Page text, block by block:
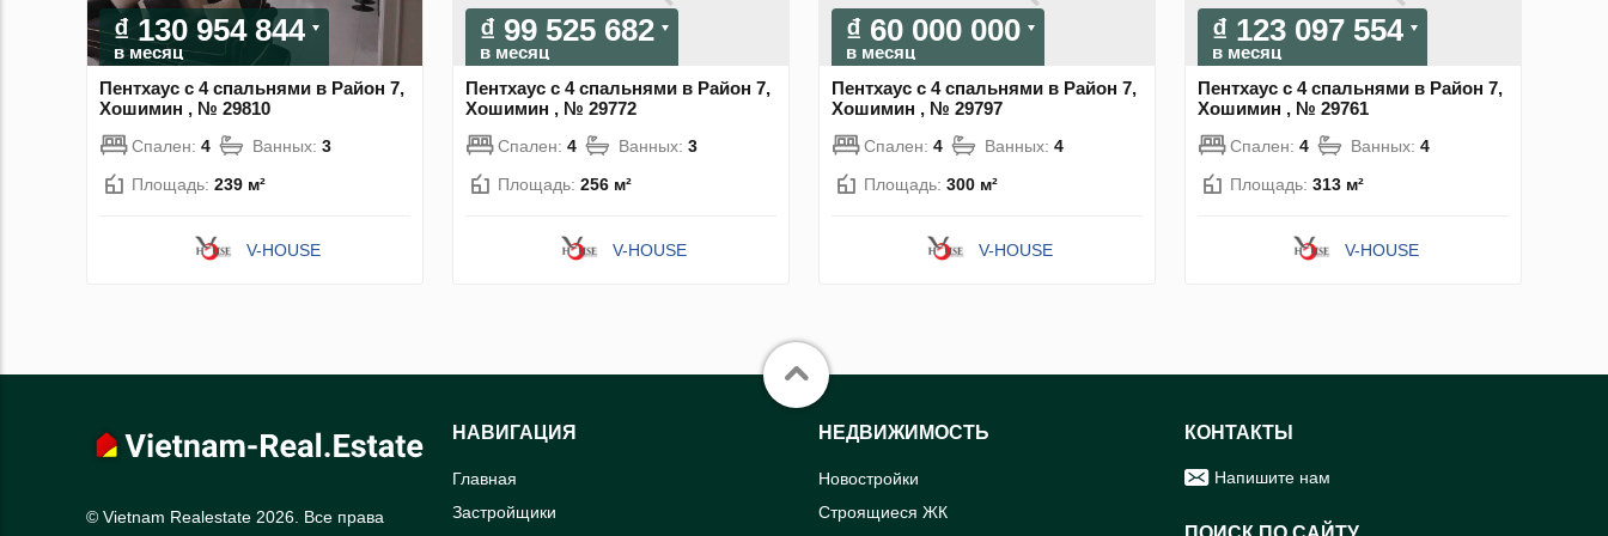
₫ 130 954 844
в месяц
Пентхаус с 4 спальнями в Район 7,
Хошимин , № 29810
Спален: 4 Ванных: 3
Площадь: 239 м²
V-HOUSE
₫ 99 525 682
в месяц
Пентхаус с 4 спальнями в Район 7,
Хошимин , № 29772
Спален: 4 Ванных: 3
Площадь: 256 м²
V-HOUSE
₫ 60 000 000
в месяц
Пентхаус с 4 спальнями в Район 7,
Хошимин , № 29797
Спален: 4 Ванных: 4
Площадь: 300 м²
V-HOUSE
₫ 123 097 554
в месяц
Пентхаус с 4 спальнями в Район 7,
Хошимин , № 29761
Спален: 4 Ванных: 4
Площадь: 313 м²
V-HOUSE
© Vietnam Realestate 2026. Все права
НАВИГАЦИЯ
Главная
Застройщики
НЕДВИЖИМОСТЬ
Новостройки
Строящиеся ЖК
КОНТАКТЫ
Напишите нам